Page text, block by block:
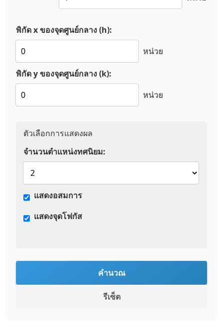
พิกัด x ของจุดศูนย์กลาง (h):
หน่วย
พิกัด y ของจุดศูนย์กลาง (k):
หน่วย
ตัวเลือกการแสดงผล
จำนวนตำแหน่งทศนิยม:
แสดงอสมการ
แสดงจุดโฟกัส
คำนวณ
รีเซ็ต